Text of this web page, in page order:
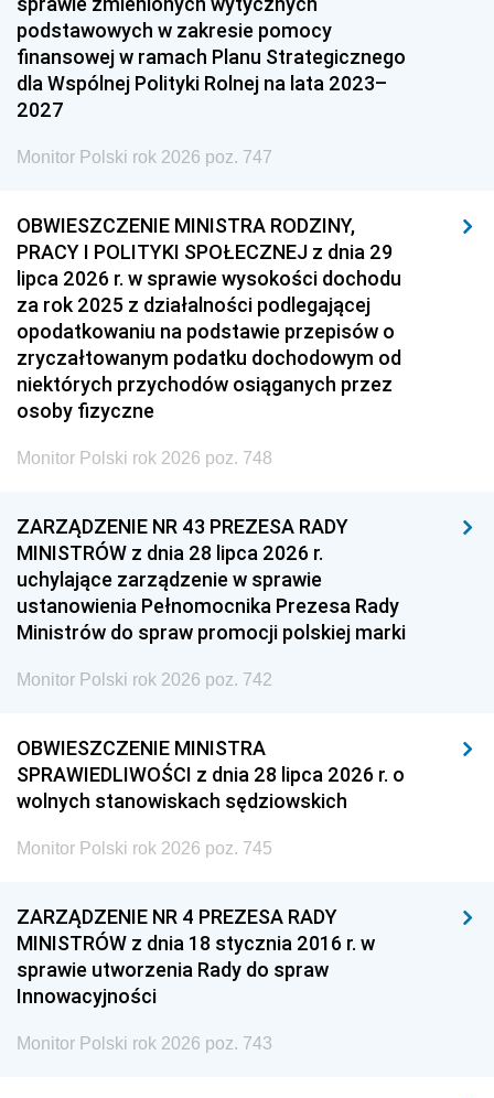
podstawowych w zakresie pomocy
finansowej w ramach Planu Strategicznego
dla Wspólnej Polityki Rolnej na lata 2023–
2027
Monitor Polski rok 2026 poz. 747
OBWIESZCZENIE MINISTRA RODZINY,
PRACY I POLITYKI SPOŁECZNEJ z dnia 29
lipca 2026 r. w sprawie wysokości dochodu
za rok 2025 z działalności podlegającej
opodatkowaniu na podstawie przepisów o
zryczałtowanym podatku dochodowym od
niektórych przychodów osiąganych przez
osoby fizyczne
Monitor Polski rok 2026 poz. 748
ZARZĄDZENIE NR 43 PREZESA RADY
MINISTRÓW z dnia 28 lipca 2026 r.
uchylające zarządzenie w sprawie
ustanowienia Pełnomocnika Prezesa Rady
Ministrów do spraw promocji polskiej marki
Monitor Polski rok 2026 poz. 742
OBWIESZCZENIE MINISTRA
SPRAWIEDLIWOŚCI z dnia 28 lipca 2026 r. o
wolnych stanowiskach sędziowskich
Monitor Polski rok 2026 poz. 745
ZARZĄDZENIE NR 4 PREZESA RADY
MINISTRÓW z dnia 18 stycznia 2016 r. w
sprawie utworzenia Rady do spraw
Innowacyjności
Monitor Polski rok 2026 poz. 743